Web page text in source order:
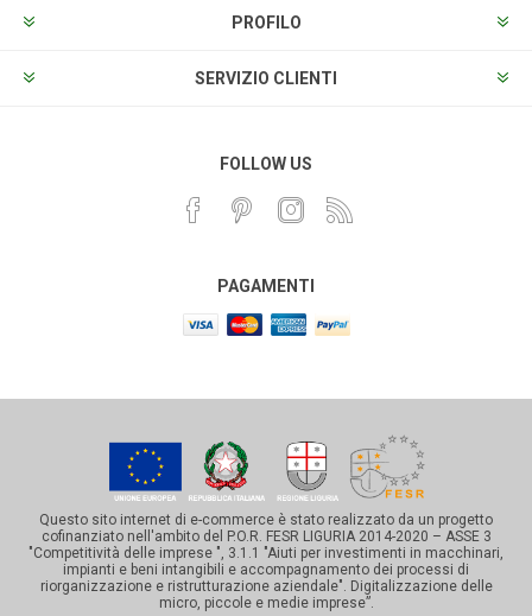
PROFILO
SERVIZIO CLIENTI
FOLLOW US
PAGAMENTI
Questo sito internet di e-commerce è stato realizzato da un progetto
cofinanziato nell'ambito del P.O.R. FESR LIGURIA 2014-2020 – ASSE 3
"Competitività delle imprese ", 3.1.1 "Aiuti per investimenti in macchinari,
impianti e beni intangibili e accompagnamento dei processi di
riorganizzazione e ristrutturazione aziendale". Digitalizzazione delle
micro, piccole e medie imprese”.